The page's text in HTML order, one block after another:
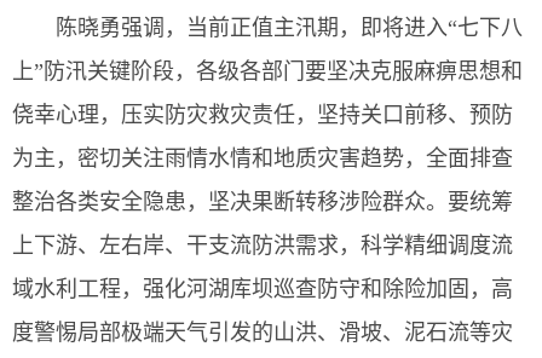
陈晓勇强调，当前正值主汛期，即将进入“七下八
上”防汛关键阶段，各级各部门要坚决克服麻痹思想和
侥幸心理，压实防灾救灾责任，坚持关口前移、预防
为主，密切关注雨情水情和地质灾害趋势，全面排查
整治各类安全隐患，坚决果断转移涉险群众。要统筹
上下游、左右岸、干支流防洪需求，科学精细调度流
域水利工程，强化河湖库坝巡查防守和除险加固，高
度警惕局部极端天气引发的山洪、滑坡、泥石流等灾